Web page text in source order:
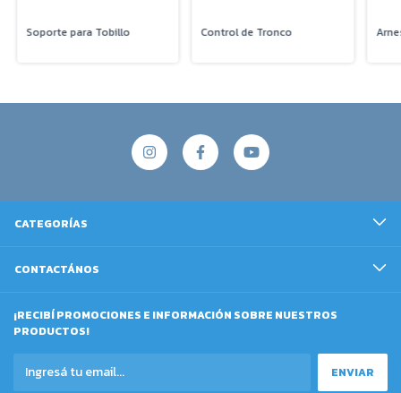
Soporte para Tobillo Control de Tronco
CATEGORÍAS
CONTACTÁNOS
¡RECIBÍ PROMOCIONES E INFORMACIÓN SOBRE NUESTROS
PRODUCTOS!